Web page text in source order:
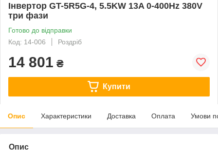
Інвертор GT-5R5G-4, 5.5KW 13A 0-400Hz 380V
три фази
Готово до відправки
Код: 14-006
Роздріб
14 801 ₴
Купити
Опис Характеристики Доставка Оплата Умови
Опис